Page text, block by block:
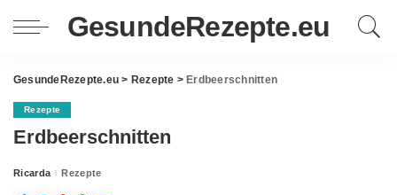
GesundeRezepte.eu
GesundeRezepte.eu > Rezepte > Erdbeerschnitten
Rezepte
Erdbeerschnitten
Posted
Ricarda Rezepte